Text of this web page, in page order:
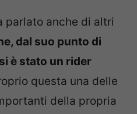
parlato anche di altri
dal suo punto di
è stato un rider
questa una delle
della propria